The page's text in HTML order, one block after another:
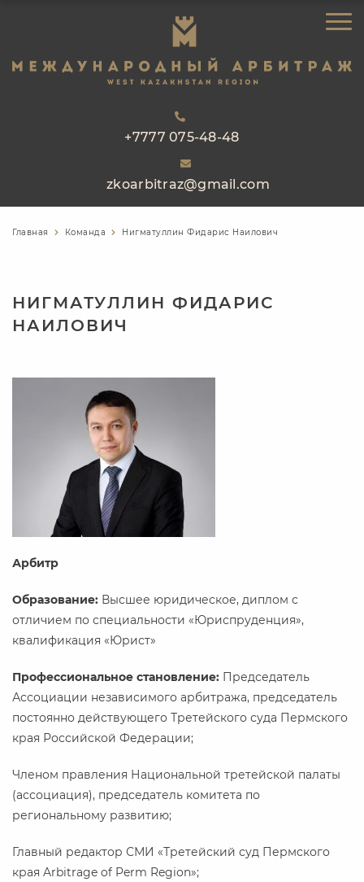
+7777 075-48-48
zkoarbitraz@gmail.com
ГЛАВНАЯ
ОБ АРБИТРАЖЕ
РЕЕСТР АРБИТРОВ
ПРАКТИКА
КОНТАКТЫ
Главная Команда Нигматуллин Фидарис Наилович
НИГМАТУЛЛИН ФИДАРИС
НАИЛОВИЧ
Арбитр
Образование: Высшее юридическое, диплом с
отличием по специальности «Юриспруденция»,
квалификация «Юрист»
Профессиональное становление: Председатель
Ассоциации независимого арбитража, председатель
постоянно действующего Третейского суда Пермского
края Российской Федерации;
Членом правления Национальной третейской палаты
(ассоциация), председатель комитета по
региональному развитию;
Главный редактор СМИ «Третейский суд Пермского
края Arbitrage of Perm Region»;